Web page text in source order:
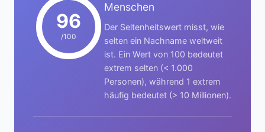
96
/100
Menschen
Der Seltenheitswert misst, wie
selten ein Nachname weltweit
ist. Ein Wert von 100 bedeutet
extrem selten (< 1.000
Personen), während 1 extrem
häufig bedeutet (> 10 Millionen).